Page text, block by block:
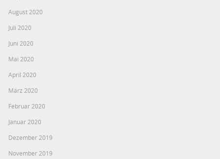
August 2020
Juli 2020
Juni 2020
Mai 2020
April 2020
März 2020
Februar 2020
Januar 2020
Dezember 2019
November 2019